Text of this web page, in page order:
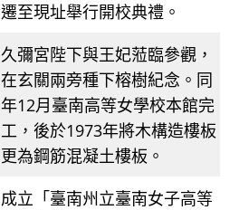
遷至現址舉行開校典禮。
久彌宮陛下與王妃蒞臨參觀，
在玄關兩旁種下榕樹紀念。同
年12月臺南高等女學校本館完
工，後於1973年將木構造樓板
更為鋼筋混凝土樓板。
成立「臺南州立臺南女子高等